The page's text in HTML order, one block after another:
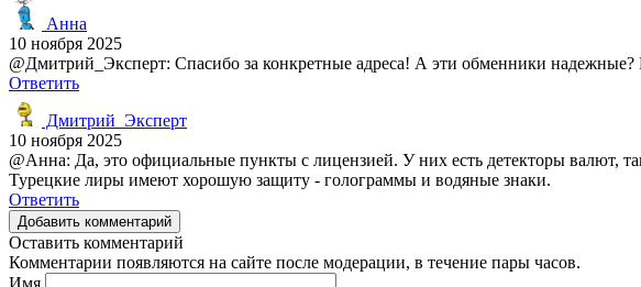
Анна
10 ноября 2025
@Дмитрий_Эксперт: Спасибо за конкретные адреса! А эти обменники
Ответить
Дмитрий_Эксперт
10 ноября 2025
@Анна: Да, это официальные пункты с лицензией. У них есть детекторы валют,
Турецкие лиры имеют хорошую защиту - голограммы и водяные знаки.
Ответить
Добавить комментарий
Оставить комментарий
Комментарии появляются на сайте после модерации, в течение пары часов.
Имя